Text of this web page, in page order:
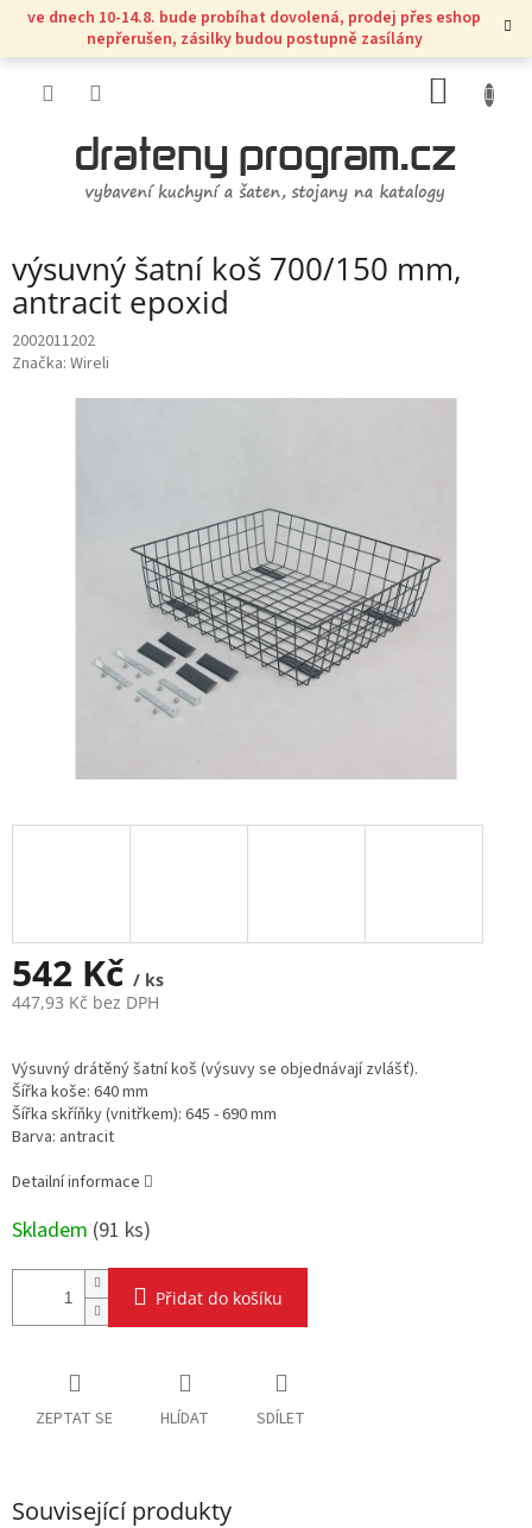
Přejít
obsah
ve dnech 10-14.8. bude probíhat dovolená, prodej přes eshop
nepřerušen, zásilky budou postupně zasílány
KOŠÍK
výsuvný šatní koš 700/150 mm,
antracit epoxid
2002011202
Značka: Wireli
542 Kč / ks
447,93 Kč bez DPH
cena:
Výsuvný drátěný šatní koš (výsuvy se objednávají zvlášť).
Šířka koše: 640 mm
Šířka skříňky (vnitřkem): 645 - 690 mm
Barva: antracit
Detailní informace
Skladem (91 ks)
Přidat do košíku
ZEPTAT SE HLÍDAT SDÍLET
Související produkty